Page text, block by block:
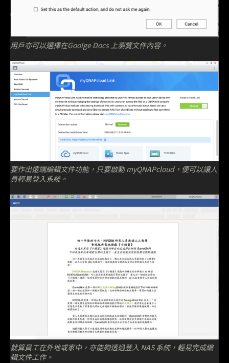
用戶亦可以選擇在Goolge Docs 上瀏覽文件內容。
要作出遠端編輯文件功能，只要啟動 myQNAPcloud，便可以讓人
員輕易登入系統。
就算員工在外地或家中，亦能夠透過登入 NAS 系統，輕易完成編
輯文件工作。